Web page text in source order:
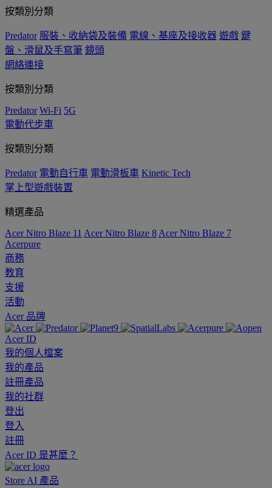
按類別分類
Predator 服裝、收納袋及裝備 電線、基座及接收器 遊戲 鍵
盤、滑鼠及手寫筆 鏡頭
網絡連接
按類別分類
Predator Wi-Fi 5G
電動代步車
按類別分類
Predator 電動自行車 電動滑板車 Kinetic Tech
掌上型遊戲裝置
精選產品
Acer Nitro Blaze 11 Acer Nitro Blaze 8 Acer Nitro Blaze 7
Acerpure
商務
教育
支援
活動
Acer 品牌
Acer ID
我的個人檔案
我的產品
註冊產品
我的社群
登出
登入
註冊
Acer ID 是甚麼？
Store AI 產品